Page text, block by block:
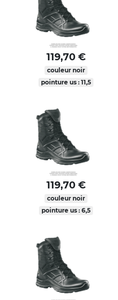
119,70 €
couleur noir
pointure us : 11,5
119,70 €
couleur noir
pointure us : 6,5